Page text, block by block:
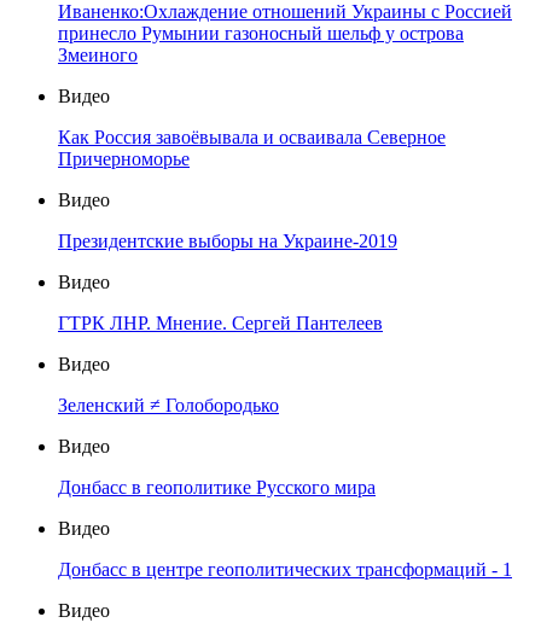
Иваненко:Охлаждение отношений Украины с Россией
принесло Румынии газоносный шельф у острова
Змеиного
Видео
Как Россия завоёвывала и осваивала Северное
Причерноморье
Видео
Президентские выборы на Украине-2019
Видео
ГТРК ЛНР. Мнение. Сергей Пантелеев
Видео
Зеленский ≠ Голобородько
Видео
Донбасс в геополитике Русского мира
Видео
Донбасс в центре геополитических трансформаций - 1
Видео